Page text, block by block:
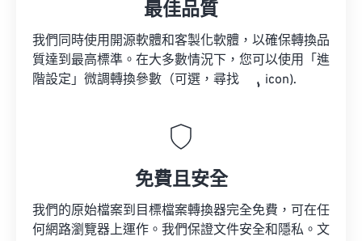
最佳品質
我們同時使用開源軟體和客製化軟體，以確保轉換品
質達到最高標準。在大多數情況下，您可以使用「進
階設定」微調轉換參數（可選，尋找
icon).
免費且安全
我們的原始檔案到目標檔案轉換器完全免費，可在任
何網路瀏覽器上運作。我們保證文件安全和隱私。文